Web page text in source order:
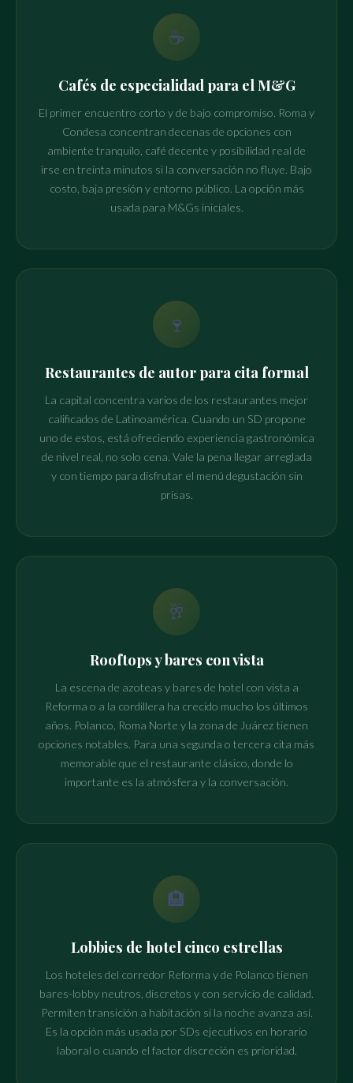
☕
Cafés de especialidad para el M&G
El primer encuentro corto y de bajo compromiso. Roma y
Condesa concentran decenas de opciones con
ambiente tranquilo, café decente y posibilidad real de
irse en treinta minutos si la conversación no fluye. Bajo
costo, baja presión y entorno público. La opción más
usada para M&Gs iniciales.
🍷
Restaurantes de autor para cita formal
La capital concentra varios de los restaurantes mejor
calificados de Latinoamérica. Cuando un SD propone
uno de estos, está ofreciendo experiencia gastronómica
de nivel real, no solo cena. Vale la pena llegar arreglada
y con tiempo para disfrutar el menú degustación sin
prisas.
🥂
Rooftops y bares con vista
La escena de azoteas y bares de hotel con vista a
Reforma o a la cordillera ha crecido mucho los últimos
años. Polanco, Roma Norte y la zona de Juárez tienen
opciones notables. Para una segunda o tercera cita más
memorable que el restaurante clásico, donde lo
importante es la atmósfera y la conversación.
🏨
Lobbies de hotel cinco estrellas
Los hoteles del corredor Reforma y de Polanco tienen
bares-lobby neutros, discretos y con servicio de calidad.
Permiten transición a habitación si la noche avanza así.
Es la opción más usada por SDs ejecutivos en horario
laboral o cuando el factor discreción es prioridad.